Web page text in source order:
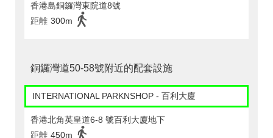
香港島銅鑼灣東院道8號
距離 300m
銅鑼灣道50-58號附近的配套設施
INTERNATIONAL PARKNSHOP - 百利大廈
香港北角英皇道6-8 號百利大廈地下
距離 450m